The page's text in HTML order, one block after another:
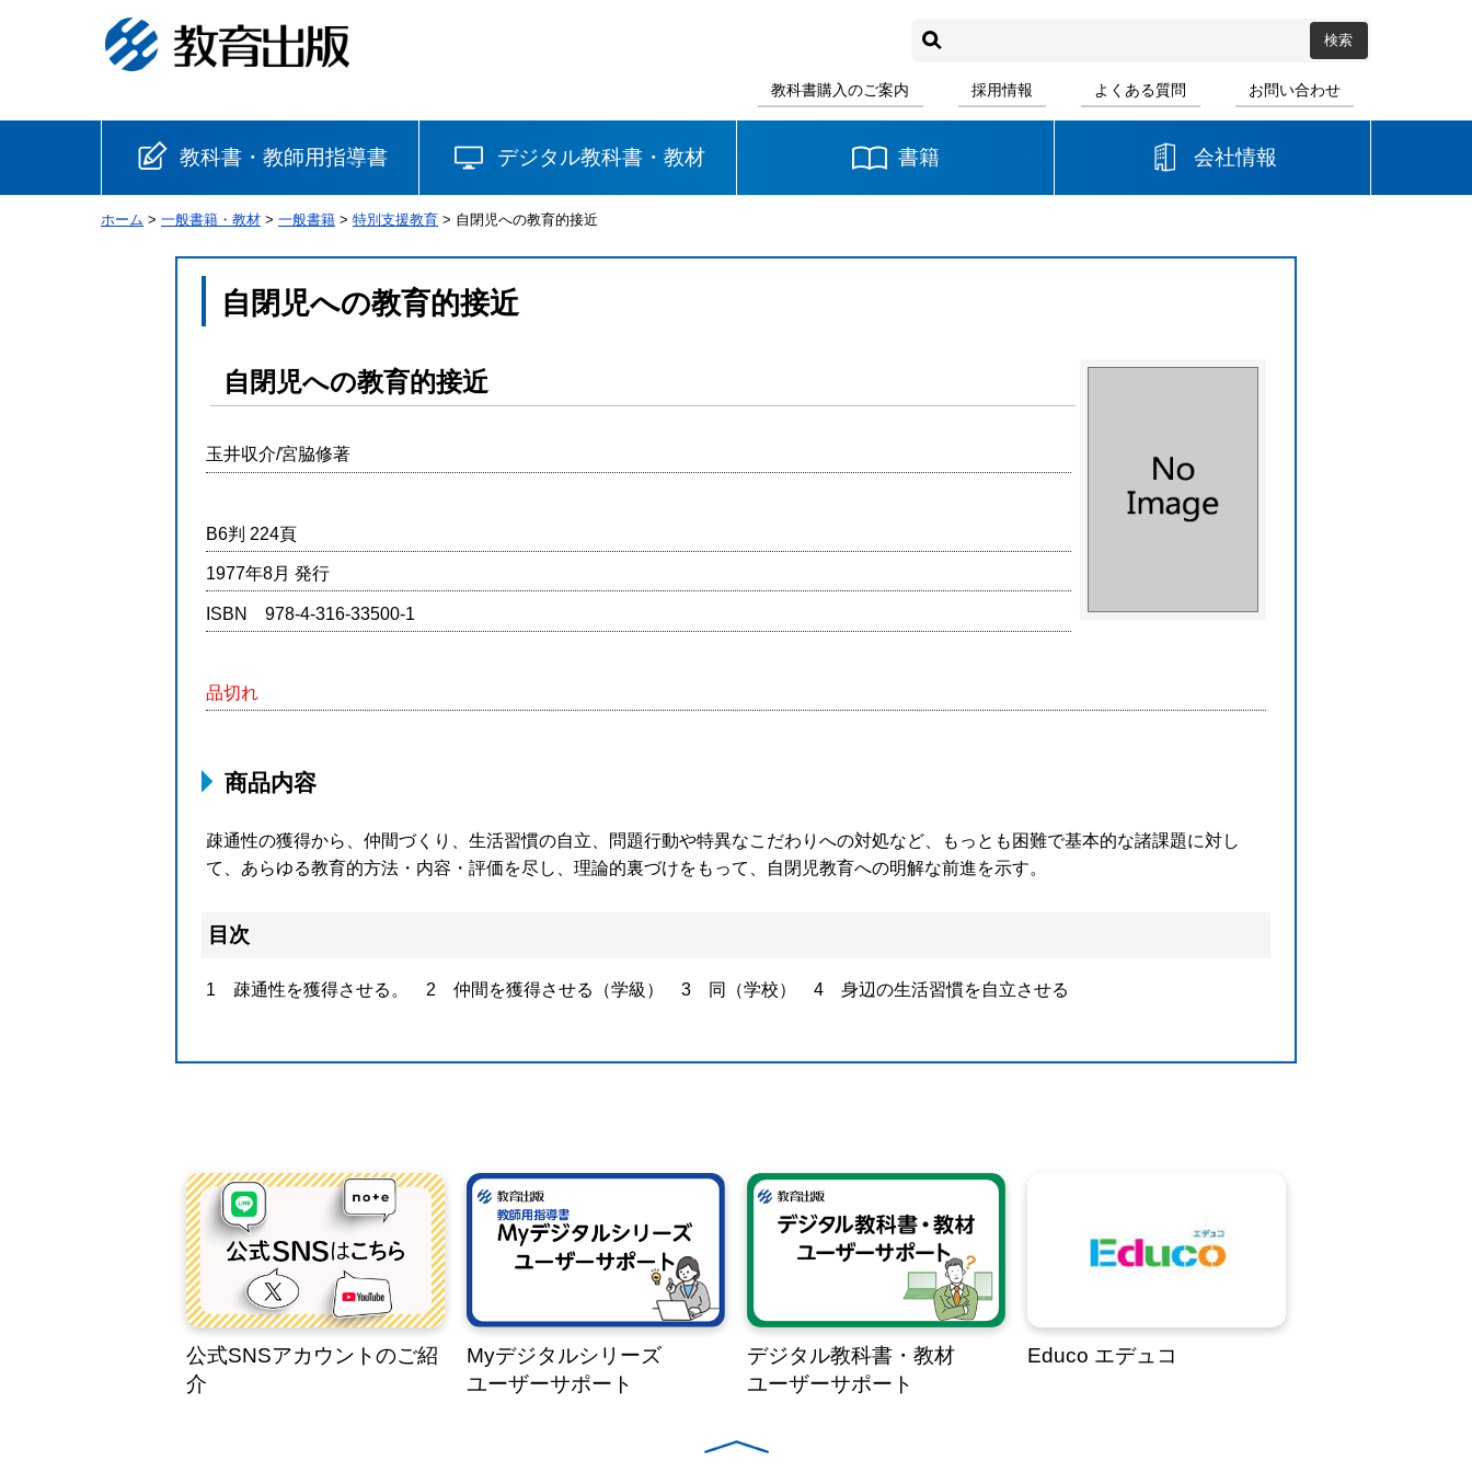
教科書購入のご案内 採用情報 よくある質問 お問い合わせ
教科書・教師用指導書
小学校
書写 社会
英語 道徳
中学校
英語 道徳
デジタル教科書・教材 書籍 会社情報
ホーム > 一般書籍・教材 > 一般書籍 > 特別支援教育 > 自閉児への教育的接近
自閉児への教育的接近
自閉児への教育的接近
玉井収介/宮脇修著
B6判 224頁
1977年8月 発行
ISBN 978-4-316-33500-1
品切れ
商品内容
疎通性の獲得から、仲間づくり、生活習慣の自立、問題行動や特異なこだわりへの対処など、もっとも困難で基本的な諸課題に対し
て、あらゆる教育的方法・内容・評価を尽し、理論的裏づけをもって、自閉児教育への明解な前進を示す。
目次
1 疎通性を獲得させる。 2 仲間を獲得させる（学級） 3 同（学校） 4 身辺の生活習慣を自立させる
公式SNSアカウントのご紹
介
Myデジタルシリーズ
ユーザーサポート
デジタル教科書・教材
ユーザーサポート
Educo エデュコ